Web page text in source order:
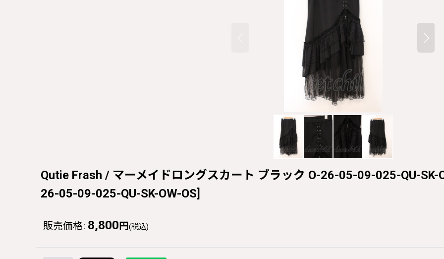
Qutie Frash / マーメイドロングスカート ブラック O-26-05-09-025-QU-SK-
26-05-09-025-QU-SK-OW-OS]
販売価格: 8,800 円 (税込)